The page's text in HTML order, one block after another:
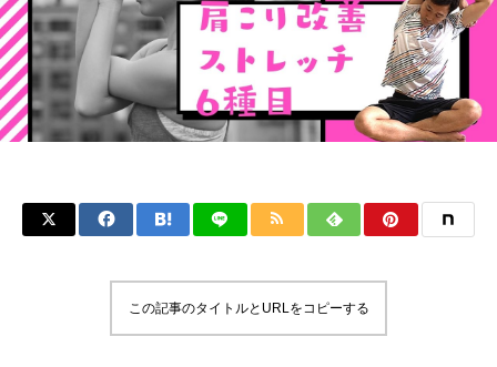
この記事のタイトルとURLをコピーする